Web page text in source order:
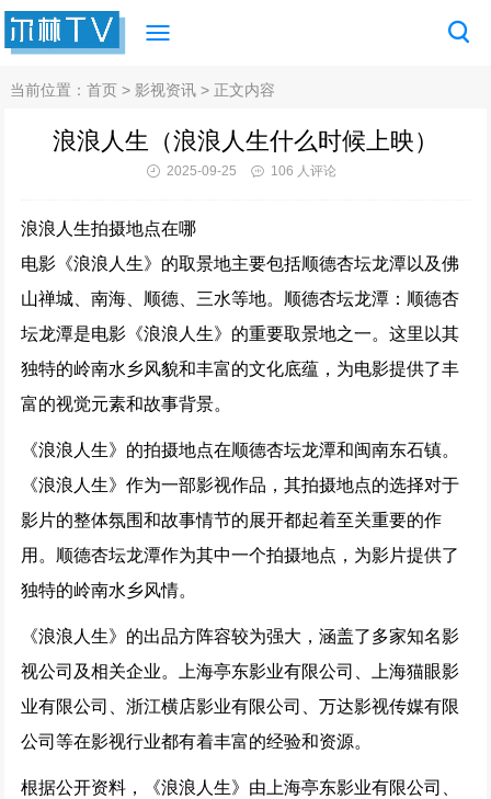
当前位置：首页 >影视资讯 > 正文内容
浪浪人生（浪浪人生什么时候上映）
2025-09-25 106 人评论
浪浪人生拍摄地点在哪
电影《浪浪人生》的取景地主要包括顺德杏坛龙潭以及佛
山禅城、南海、顺德、三水等地。顺德杏坛龙潭：顺德杏
坛龙潭是电影《浪浪人生》的重要取景地之一。这里以其
独特的岭南水乡风貌和丰富的文化底蕴，为电影提供了丰
富的视觉元素和故事背景。
《浪浪人生》的拍摄地点在顺德杏坛龙潭和闽南东石镇。
《浪浪人生》作为一部影视作品，其拍摄地点的选择对于
影片的整体氛围和故事情节的展开都起着至关重要的作
用。顺德杏坛龙潭作为其中一个拍摄地点，为影片提供了
独特的岭南水乡风情。
《浪浪人生》的出品方阵容较为强大，涵盖了多家知名影
视公司及相关企业。上海亭东影业有限公司、上海猫眼影
业有限公司、浙江横店影业有限公司、万达影视传媒有限
公司等在影视行业都有着丰富的经验和资源。
根据公开资料，《浪浪人生》由上海亭东影业有限公司、